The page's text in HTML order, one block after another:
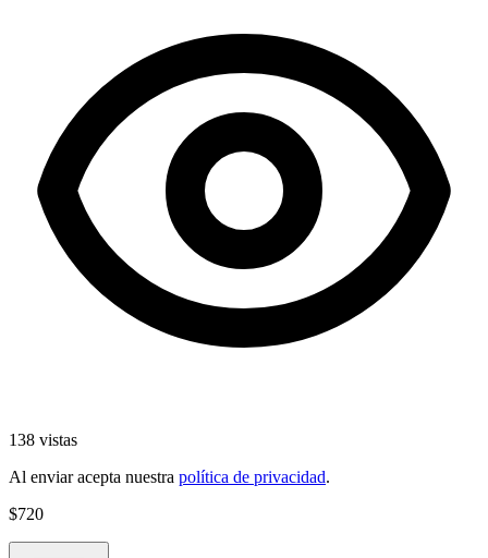
138 vistas
Al enviar acepta nuestra política de privacidad.
$720